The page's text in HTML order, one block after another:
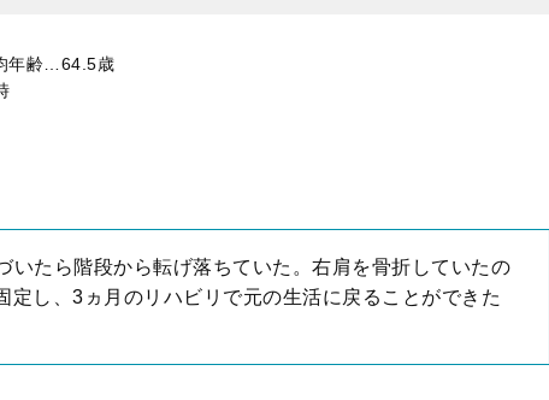
年齢…64.5歳
いたら階段から転げ落ちていた。右肩を骨折していたの
定し、3ヵ月のリハビリで元の生活に戻ることができた